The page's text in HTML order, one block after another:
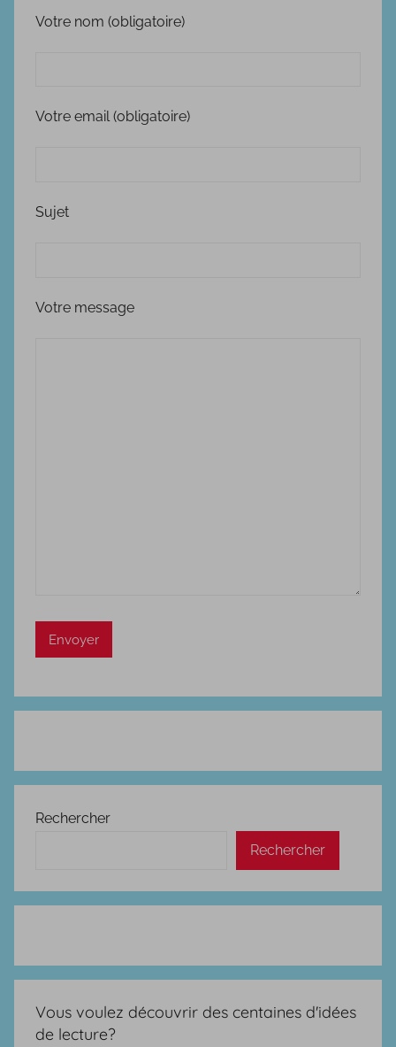
Votre nom (obligatoire)
Votre email (obligatoire)
Sujet
Votre message
Rechercher
Rechercher
Vous voulez découvrir des centaines d'idées
de lecture?